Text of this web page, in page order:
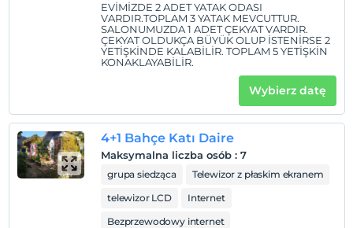
EVİMİZDE 2 ADET YATAK ODASI
VARDIR.TOPLAM 3 YATAK MEVCUTTUR.
SALONUMUZDA 1 ADET ÇEKYAT VARDIR.
ÇEKYAT OLDUKÇA BÜYÜK OLUP İSTENİRSE 2
YETİŞKİNDE KALABİLİR. TOPLAM 5 YETİŞKİN
KONAKLAYABİLİR.
Wybierz datę
4+1 Bahçe Katı Daire
Maksymalna liczba osób : 7
grupa siedząca
Telewizor z płaskim ekranem
telewizor LCD
Internet
Bezprzewodowy internet